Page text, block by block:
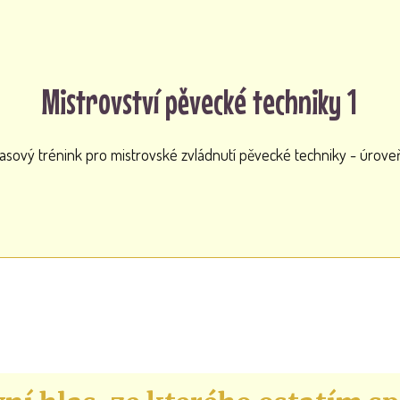
Mistrovství pěvecké techniky 1
trénink pro mistrovské zvládnutí pěvecké techniky -